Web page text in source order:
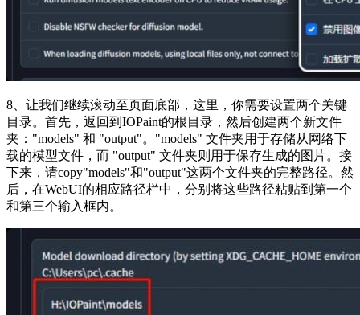
8、让我们继续滚动至页面底部，这里，你需要设置两个关键
目录。首先，返回到IOPaint的根目录，然后创建两个新文件
夹："models" 和 "output"。"models" 文件夹用于存储从网络下
载的模型文件，而 "output" 文件夹则用于保存生成的图片。接
下来，请copy"models"和"output"这两个文件夹的完整路径。然
后，在WebUI的相应路径栏中，分别将这些路径粘贴到第一个
和第三个输入框内。